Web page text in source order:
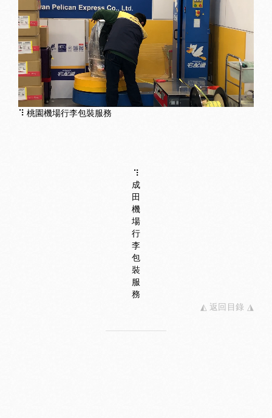
⠹ 桃園機場行李包裝服務
⠹
成
田
機
場
行
李
包
裝
服
務
◭ 返回目錄 ◮